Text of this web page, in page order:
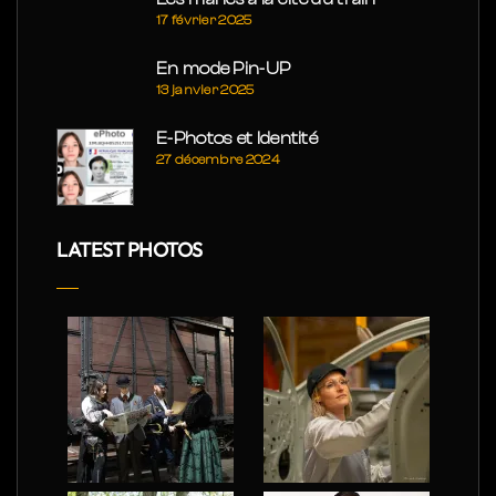
17 février 2025
En mode Pin-UP
13 janvier 2025
E-Photos et Identité
27 décembre 2024
LATEST PHOTOS